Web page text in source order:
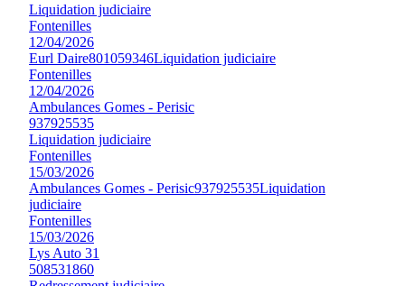
Liquidation judiciaire
Fontenilles
12/04/2026
Eurl Daire801059346Liquidation judiciaire
Fontenilles
12/04/2026
Ambulances Gomes - Perisic
937925535
Liquidation judiciaire
Fontenilles
15/03/2026
Ambulances Gomes - Perisic937925535Liquidation
judiciaire
Fontenilles
15/03/2026
Lys Auto 31
508531860